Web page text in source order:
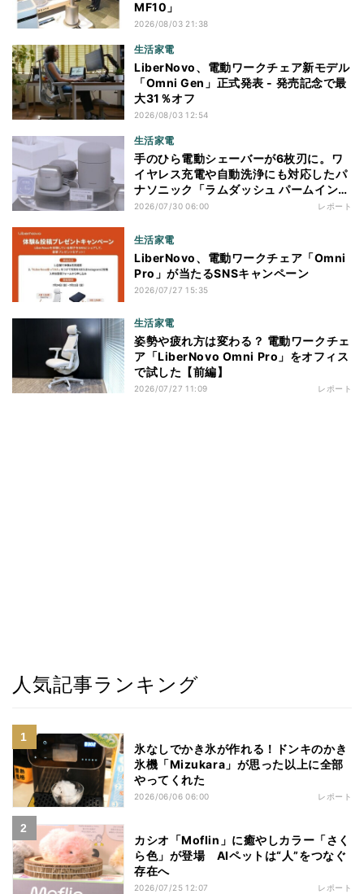
MF10」
2026/08/03 21:38
生活家電
LiberNovo、電動ワークチェア新モデル
「Omni Gen」正式発表 - 発売記念で最
大31％オフ
2026/08/03 12:54
生活家電
手のひら電動シェーバーが6枚刃に。ワ
イヤレス充電や自動洗浄にも対応したパ
ナソニック「ラムダッシュ パームイン
プロ」を体験
2026/07/30 06:00 レポート
生活家電
LiberNovo、電動ワークチェア「Omni
Pro」が当たるSNSキャンペーン
2026/07/27 15:35
生活家電
姿勢や疲れ方は変わる？ 電動ワークチェ
ア「LiberNovo Omni Pro」をオフィス
で試した【前編】
2026/07/27 11:09 レポート
人気記事ランキング
氷なしでかき氷が作れる！ドンキのかき
氷機「Mizukara」が思った以上に全部
やってくれた
2026/06/06 06:00 レポート
カシオ「Moflin」に癒やしカラー「さく
ら色」が登場 AIペットは“人”をつなぐ
存在へ
2026/07/25 12:07 レポート